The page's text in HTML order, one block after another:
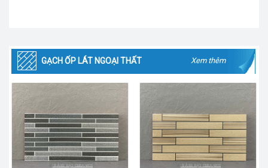
GẠCH ỐP LÁT NGOẠI THẤT Xem thêm